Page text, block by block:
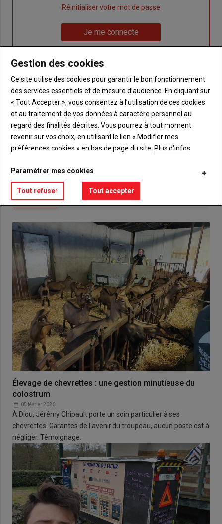
passe"
Réinitialiser votre mot de passe
connecte"
Je me connecte
titre
Vous n'êtes pas abonné(e)
TITRE CRÉEZ UN COMPTE
BodyChoisissez votre formule et créez votre
compte pour accéder à tout {nom-site}.
Élevage de chevrettes : une gestion minutieuse du
colostrum
05 février 2026
À Diou, Jérémy Chipault porte un soin particulier à ses
chevrettes. Garantes de l'avenir du troupeau, aucun poste est à
négliger. Témoignage.
Gestion des cookies
Ce site utilise des cookies pour garantir le bon fonctionnement
des services essentiels et de mesure d’audience. En cliquant sur
« Tout Accepter », vous consentez à l’utilisation de ces cookies
et au traitement de vos données à caractère personnel au
regard des finalités décrites. Vous pourrez à tout moment
revenir sur vos choix, en utilisant le lien « Modifier mes
préférences cookies » en bas de page du site. Plus d'infos
Paramétrer mes cookies
Tout refuser Tout accepter